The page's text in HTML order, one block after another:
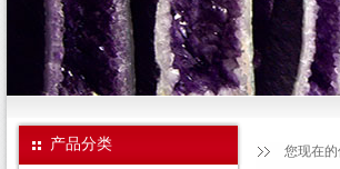
您现在的
产品分类